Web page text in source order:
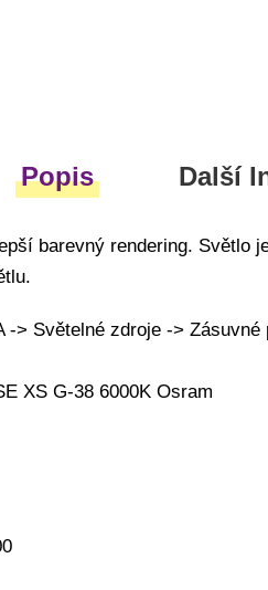
Popis Další
barevný rendering. Světlo
-> Světelné zdroje -> Zásuvné
XS G-38 6000K Osram